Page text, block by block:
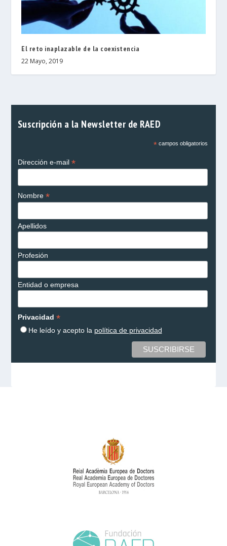
El reto inaplazable de la coexistencia
22 Mayo, 2019
Suscripción a la Newsletter de RAED
*campos obligatorios
Dirección e-mail *
Nombre *
Apellidos
Profesión
Entidad o empresa
Privacidad *
He leído y acepto la política de privacidad